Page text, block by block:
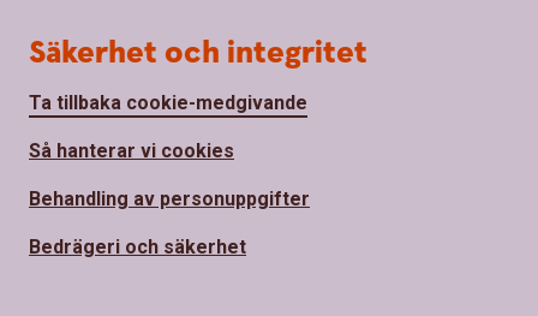
Säkerhet och integritet
Ta tillbaka cookie-medgivande
Så hanterar vi cookies
Behandling av personuppgifter
Bedrägeri och säkerhet